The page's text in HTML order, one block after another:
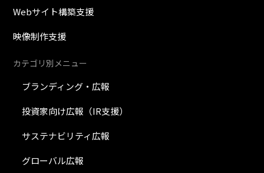
Webサイト構築支援
映像制作支援
カテゴリ別メニュー
ブランディング・広報
投資家向け広報（IR支援）
サステナビリティ広報
グローバル広報